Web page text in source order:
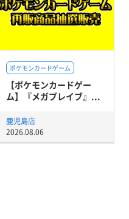
ポケモンカードゲーム
【ポケモンカードゲー
ム】『メガブレイブ』...
鹿児島店
2026.08.06